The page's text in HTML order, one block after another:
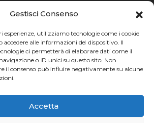
Gestisci Consenso
esperienze, utilizziamo tecnologie come i cookie
accedere alle informazioni del dispositivo. Il
ci permetterà di elaborare dati come il
o ID unici su questo sito. Non
il consenso può influire negativamente su alcune
Accetta
Scouting fornitori
Produzione Particolari
di Fine Linea
Ricerca
Ricerca avanzata
Catalogo fornitori